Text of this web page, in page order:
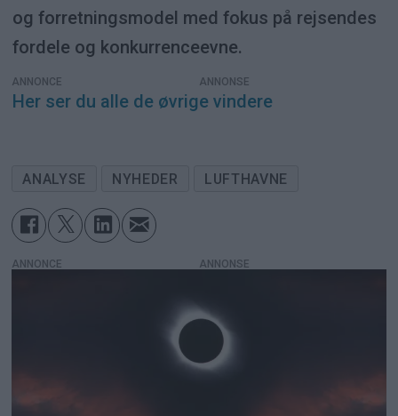
og forretningsmodel med fokus på rejsendes
fordele og konkurrenceevne.
ANNONCE
Her ser du alle de øvrige vindere
ANALYSE NYHEDER LUFTHAVNE
ANNONCE